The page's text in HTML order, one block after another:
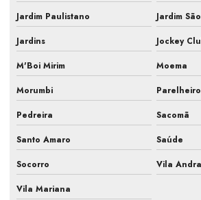
Limpeza e manutenção de ar condicionado
Limpeza e manutenção de ar condicionado
Manutenção de ar condicionado central
Manutenção de ar condicionado comercial
Manutenção de ar condicionado empresarial
Manutenção de ar condicionado para
Manutenção de ar condicionado industrial
Jardim Paulistano
Jardim
Jardins
Jockey
M'Boi Mirim
Moema
Morumbi
Pedreira
Sacomã
Santo Amaro
Saúde
Socorro
Vila
Vila Mariana